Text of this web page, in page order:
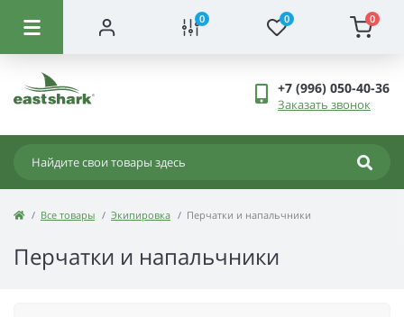
0 0 0
+7 (996) 050-40-36
Заказать звонок
Все товары Экипировка Перчатки и напальчники
Перчатки и напальчники